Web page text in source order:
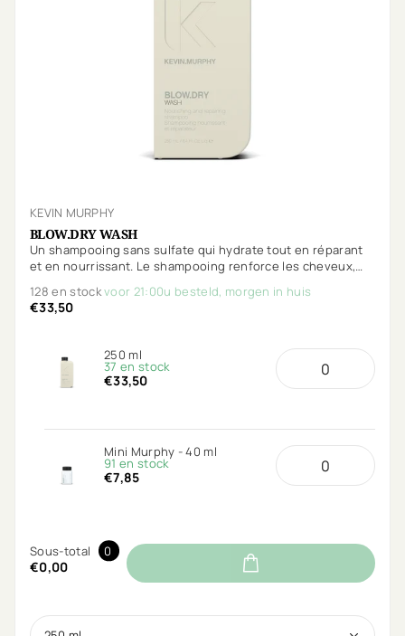
KEVIN MURPHY
BLOW.DRY WASH
Un shampooing sans sulfate qui hydrate tout en réparant
et en nourrissant. Le shampooing renforce les cheveux,
supplémentaire contre la chaleur.
128 en stockvoor 21:00u besteld, morgen in huis
€33,50
250 ml
37 en stock
€33,50
Mini Murphy - 40 ml
91 en stock
€7,85
Sous-total 0
€0,00